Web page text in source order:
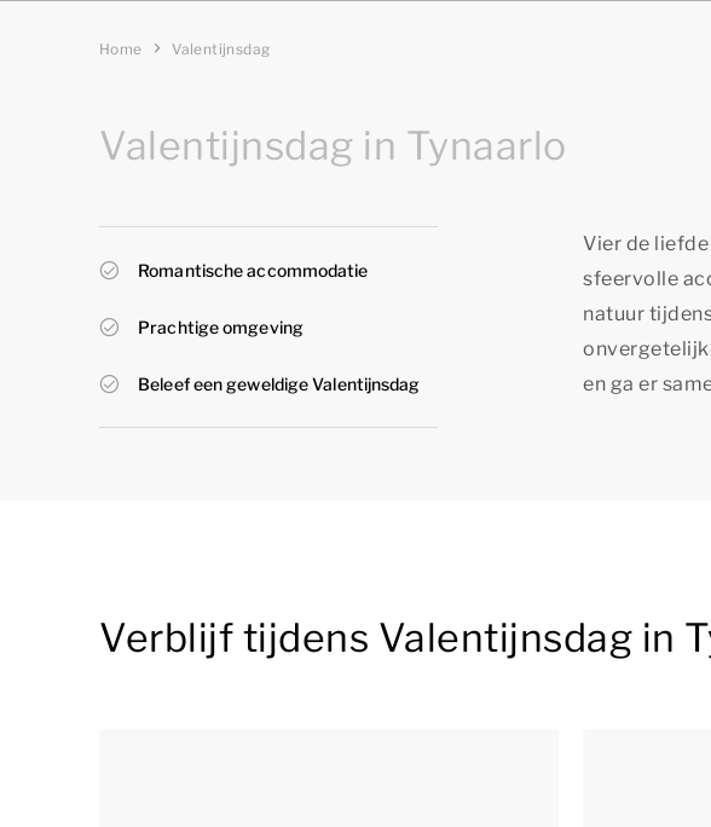
Home Valentijnsdag
Valentijnsdag in Tynaarlo
Romantische accommodatie
Prachtige omgeving
Beleef een geweldige Valentijnsdag
Vier de
sfeervolle
natuur
en ga er
Verblijf tijdens Valentijnsdag in